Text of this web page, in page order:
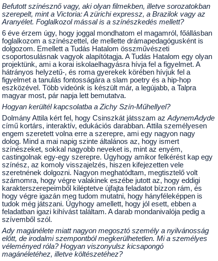
Befutott színésznő vagy, aki olyan filmekben, illetve sorozatokban
szerepelt, mint a Victoria: A zürichi expressz, a Brazilok vagy az
Aranyélet. Foglalkozol mással is a színészkedés mellett?
6 éve érzem úgy, hogy joggal mondhatom el magamról, főállásban
foglalkozom a színészettel, de mellette drámapedagógusként is
dolgozom. Emellett a Tudás Hatalom összművészeti
csoportosulásnak vagyok alapítótagja. A Tudás Hatalom egy olyan
projektünk, ami a korai iskolaelhagyásra hívja fel a figyelmet. A
hátrányos helyzetű-, és roma gyerekek körében hívjuk fel a
figyelmet a tanulás fontosságára a slam poetry és a hip-hop
eszközével. Több videónk is készült már, a legújabb, aTalpra
magyar most, pár napja lett bemutatva.
Hogyan kerültél kapcsolatba a Zichy Szín-Műhellyel?
Dolmány Attila kért fel, hogy Csinszkát játsszam azAdynemAdyde
című kortárs, interaktív, edukációs darabban. Attila személyesen
engem szeretett volna erre a szerepre, ami egy nagyon nagy
dolog. Mind a mai napig szinte általános az, hogy ismert
színészeket, sokkal nagyobb neveket is, mint az enyém,
castingolnak egy-egy szerepre. Úgyhogy amikor felkérést kap egy
színész, az komoly visszajelzés, hiszen kifejezetten vele
szeretnének dolgozni. Nagyon meghatódtam, megtisztelő volt
számomra, hogy végre valakinek eszébe jutott az, hogy eddigi
karakterszerepeimből kiléptetve újfajta feladatot bízzon rám, és
hogy végre igazán meg tudom mutatni, hogy hányféleképpen is
tudok még játszani. Úgyhogy amellett, hogy jól esett, ebben a
feladatban igazi kihívást találtam. A darab mondanivalója pedig a
szívemből szól.
Ady magánélete miatt nagyon megosztó személy a nyilvánosság
előtt, de irodalmi szempontból megkerülhetetlen. Mi a személyes
véleményed róla? Hogyan viszonyulsz kicsapongó
magánéletéhez, illetve költészetéhez?